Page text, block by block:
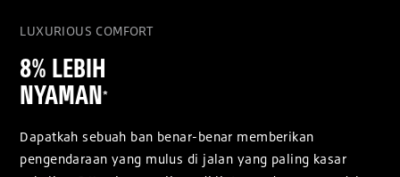
LUXURIOUS COMFORT
8% LEBIH
NYAMAN*
Dapatkah sebuah ban benar-benar memberikan
pengendaraan yang mulus di jalan yang paling kasar